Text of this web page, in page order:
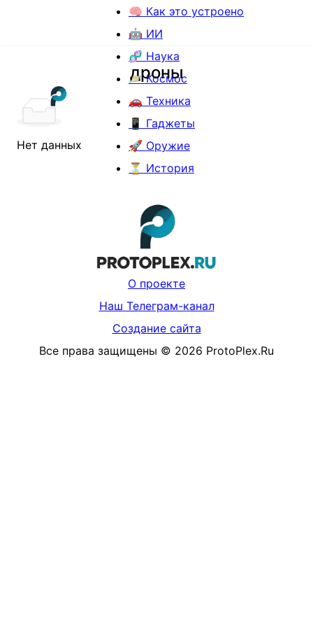
🧠 Как это устроено
🤖 ИИ
🧬 Наука
🪐 Космос
🚗 Техника
📱 Гаджеты
🚀 Оружие
⏳ История
дроны
Нет данных
О проекте
Наш Телеграм-канал
Создание сайта
Все права защищены © 2026 ProtoPlex.Ru